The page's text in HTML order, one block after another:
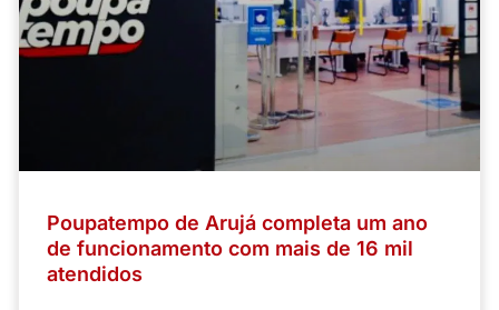
Poupatempo de Arujá completa um ano
de funcionamento com mais de 16 mil
atendidos